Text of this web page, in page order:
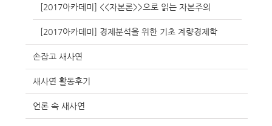
[2017아카데미] <<자본론>>으로 읽는 자본주의
[2017아카데미] 경제분석을 위한 기초 계량경제학
손잡고 새사연
새사연 활동후기
언론 속 새사연